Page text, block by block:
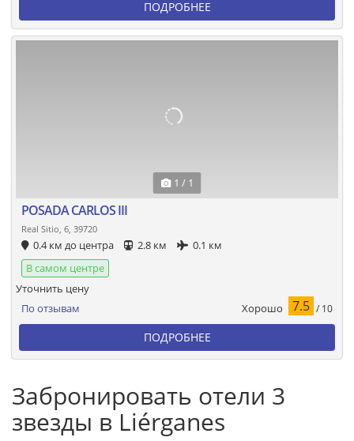
ПОДРОБНЕЕ
1 / 1
POSADA CARLOS III
Real Sitio, 6, 39720
0.4 км до центра 2.8 км
0.1 км
В самом центре
По отзывам Хорошо 7.5 / 10
Уточнить цену
ПОДРОБНЕЕ
Забронировать отели 3
звезды в Liérganes